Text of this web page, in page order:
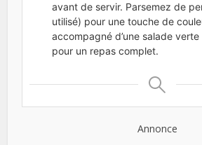
avant de servir. Parsemez de
utilisé) pour une touche de
accompagné d’une salade verte
pour un repas complet.
Annonce